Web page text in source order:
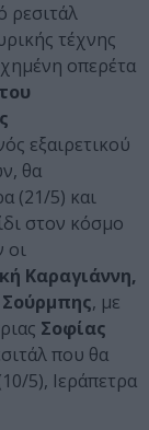
ρεσιτάλ
τέχνης
οπερέτα
εξαιρετικού
θα
(21/5) και
στον κόσμο
οι
Καραγιάννη,
, με
Σοφίας
που θα
5), Ιεράπετρα